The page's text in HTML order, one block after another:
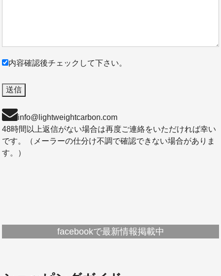
内容確認後チェックして下さい。
info@lightweightcarbon.com
48時間以上返信がない場合は再度ご連絡をいただければ幸い
です。（メーラーの仕分け不調で確認できない場合がありま
す。）
facebookで最新情報掲載中